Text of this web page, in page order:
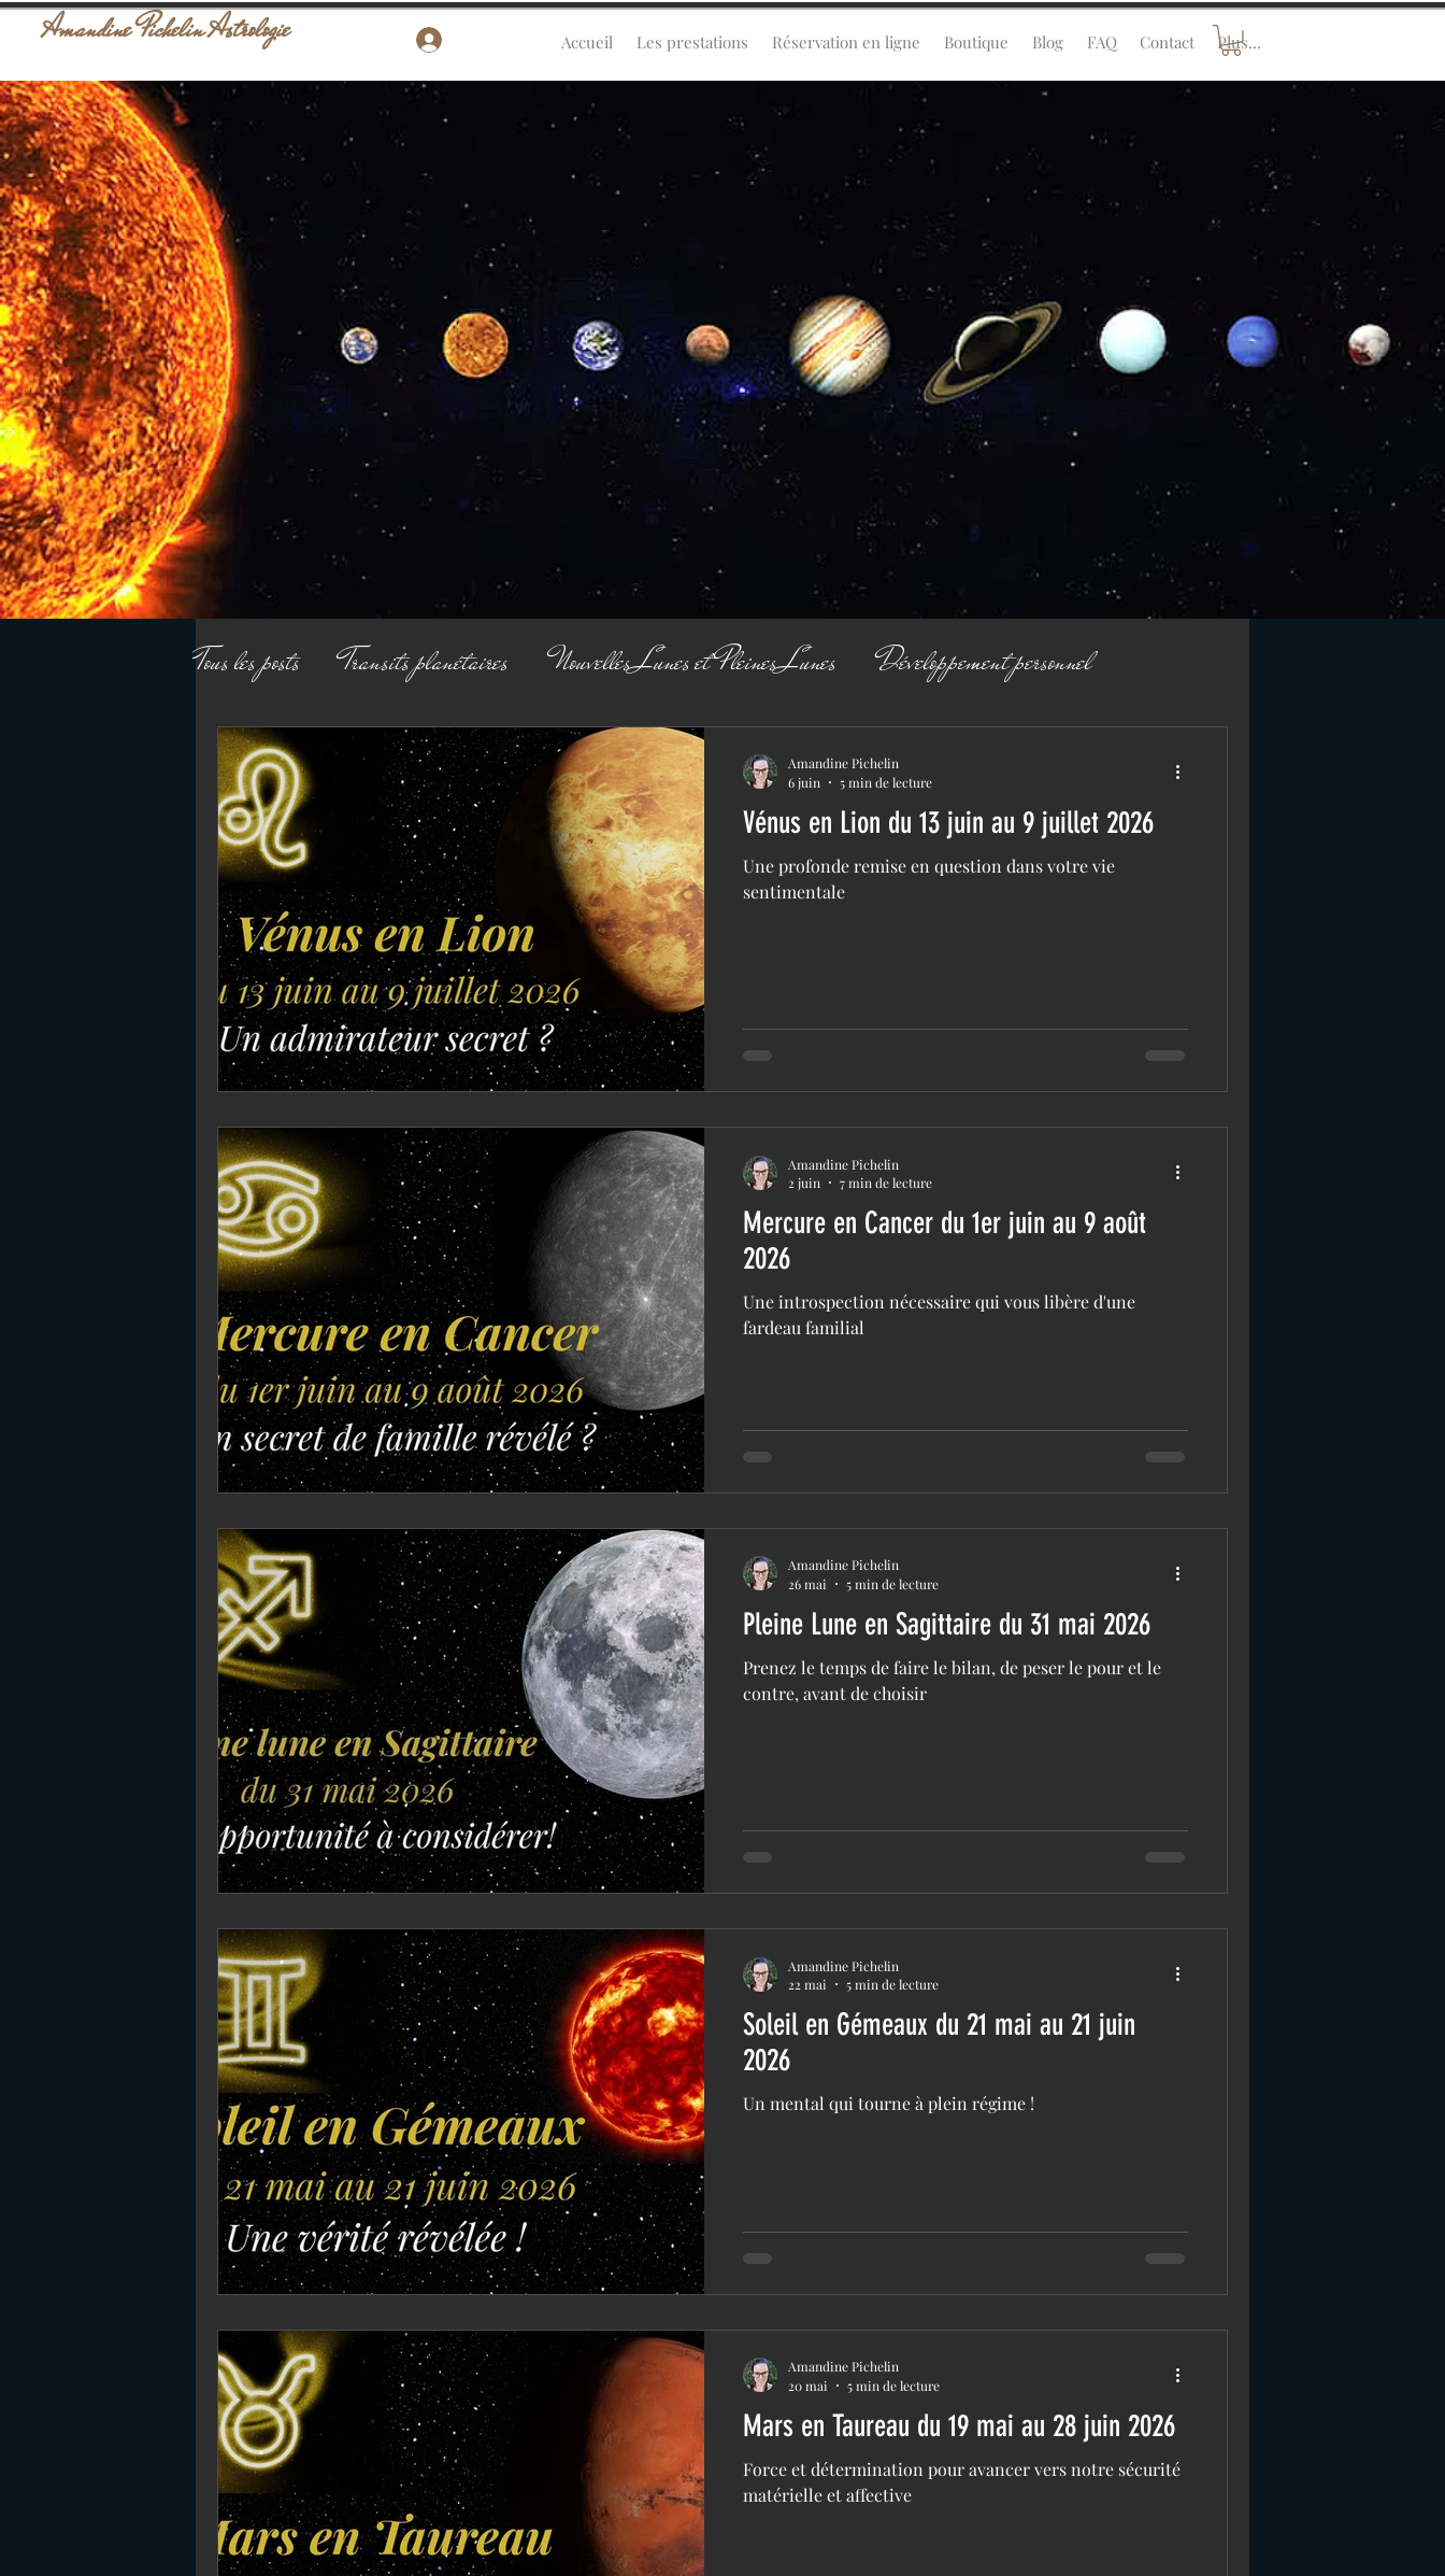
Amandine Pichelin Astrologie Accueil Les prestations Réservation en ligne Boutique Blog FAQ Contact Plus...
Tous les posts Transits planétaires Nouvelles Lunes et Pleines Lunes Développement personnel
Vénus en Lion du 13 juin au 9 juillet 2026
Une profonde remise en question dans votre vie
sentimentale
Amandine Pichelin
6 juin
5 min de lecture
Mercure en Cancer du 1er juin au 9 août
2026
Une introspection nécessaire qui vous libère d'une
fardeau familial
Amandine Pichelin
2 juin
7 min de lecture
Pleine Lune en Sagittaire du 31 mai 2026
Prenez le temps de faire le bilan, de peser le pour et le
contre, avant de choisir
Amandine Pichelin
26 mai
5 min de lecture
Soleil en Gémeaux du 21 mai au 21 juin
2026
Un mental qui tourne à plein régime !
Amandine Pichelin
22 mai
5 min de lecture
Mars en Taureau du 19 mai au 28 juin 2026
Force et détermination pour avancer vers notre sécurité
matérielle et affective
Amandine Pichelin
20 mai
5 min de lecture